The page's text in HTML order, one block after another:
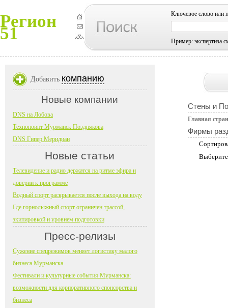
Регион
51
Ключевое слово или
Пример: экспертиза
Стены и
Главная
Фирмы
Добавить компанию
Новые компании
DNS на Лобова
Технопоинт Мурманск Позднякова
DNS Гипер Меридиан
Новые статьи
Телевидение и радио держатся на ритме эфира и
доверии к программе
Водный спорт раскрывается после выхода на воду
Где горнолыжный спорт ограничен трассой,
экипировкой и уровнем подготовки
Пресс-релизы
Сужение спецрежимов меняет логистику малого
бизнеса Мурманска
Фестивали и культурные события Мурманска:
возможности для корпоративного спонсорства и
бизнеса